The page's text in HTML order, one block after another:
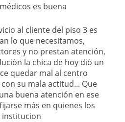
es buena
al cliente del piso 3 es
lo que necesitamos,
y no prestan atención,
la chica de hoy dió un
quedar mal al centro
su mala actitud... Que
buena atención en ese
más en quienes los
institucion